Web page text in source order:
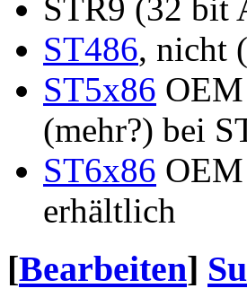
STR9 (32 bit
ST486, nicht
ST5x86
(mehr?) bei
ST6x86
erhältlich
[Bearbeiten]